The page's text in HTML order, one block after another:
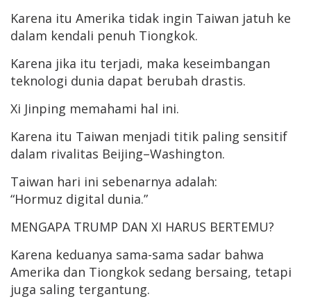
Karena itu Amerika tidak ingin Taiwan jatuh ke
dalam kendali penuh Tiongkok.
Karena jika itu terjadi, maka keseimbangan
teknologi dunia dapat berubah drastis.
Xi Jinping memahami hal ini.
Karena itu Taiwan menjadi titik paling sensitif
dalam rivalitas Beijing–Washington.
Taiwan hari ini sebenarnya adalah:
“Hormuz digital dunia.”
MENGAPA TRUMP DAN XI HARUS BERTEMU?
Karena keduanya sama-sama sadar bahwa
Amerika dan Tiongkok sedang bersaing, tetapi
juga saling tergantung.